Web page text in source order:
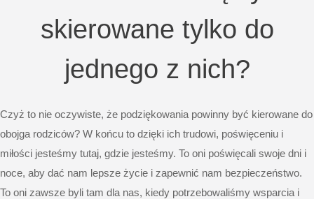
skierowane tylko do
jednego z nich?
Czyż to nie oczywiste, że podziękowania powinny być kierowane do
obojga rodziców? W końcu to dzięki ich trudowi, poświęceniu i
miłości jesteśmy tutaj, gdzie jesteśmy. To oni poświęcali swoje dni i
noce, aby dać nam lepsze życie i zapewnić nam bezpieczeństwo.
To oni zawsze byli tam dla nas, kiedy potrzebowaliśmy wsparcia i